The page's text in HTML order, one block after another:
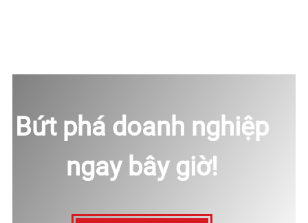
Bứt phá doanh nghiệp
ngay bây giờ!